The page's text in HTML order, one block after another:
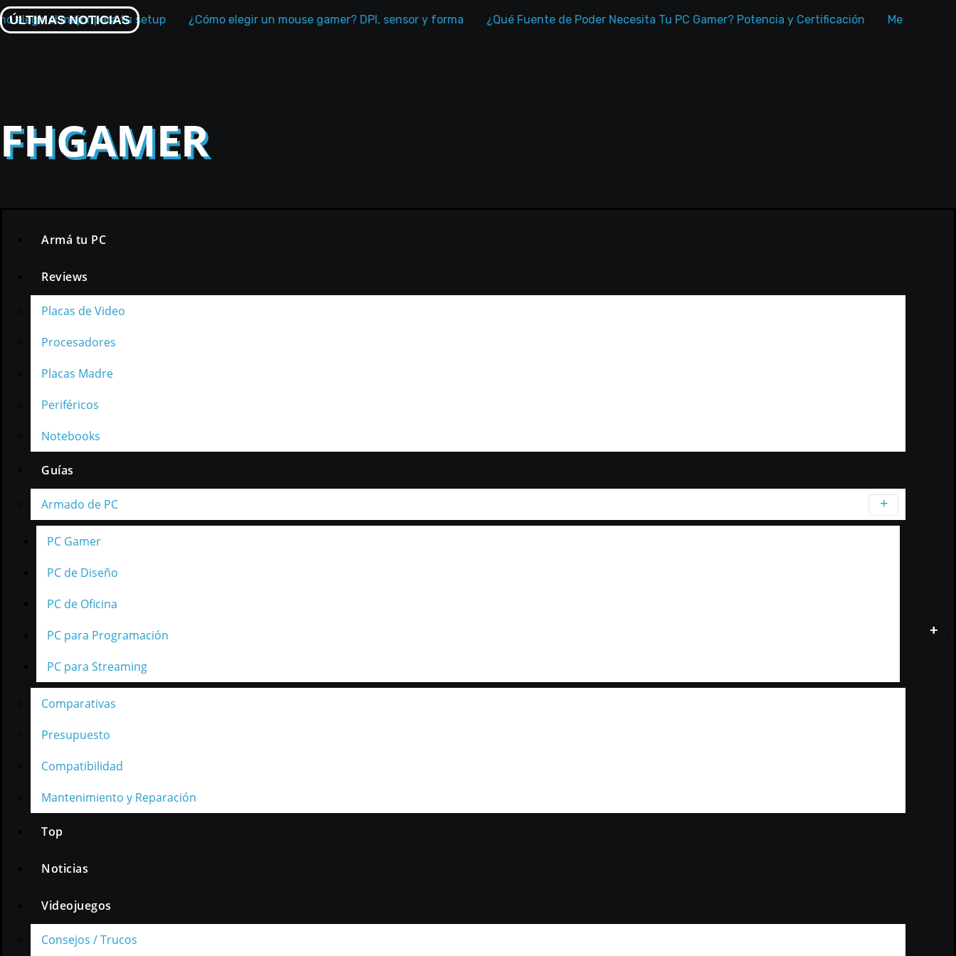
Skip
to
ÚLTIMAS NOTICIAS
el mejor para tu setup ¿Cómo elegir un mouse gamer? DPI, sensor y forma ¿Qué Fuente de Poder Necesita Tu PC Gamer? Potencia y Certificación Memorias RAM
FHGAMER
Armá tu PC
Reviews
Placas de Video
Procesadores
Placas Madre
Periféricos
Notebooks
Guías
Armado de PC
PC Gamer
PC de Diseño
PC de Oficina
PC para Programación
PC para Streaming
Comparativas
Presupuesto
Compatibilidad
Mantenimiento y Reparación
Top
Noticias
Videojuegos
Consejos / Trucos